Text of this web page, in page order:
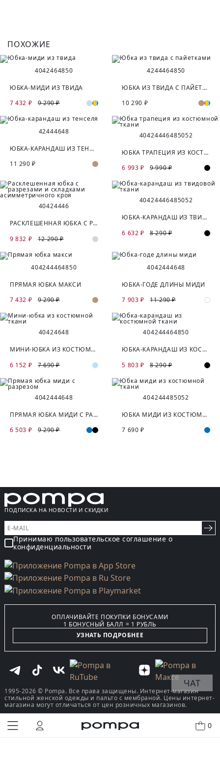
0
КУПИТЬ В ОДИН КЛИК
ПОХОЖИЕ
4042464850
ЮБКА-МИДИ ИЗ ТВИДА
7 432 ₽
9 290 ₽
4244464850
ЮБКА ИЗ ТВИДА С ПАЙЕТКАМИ
10 290 ₽
42444648
ЮБКА-КАРАНДАШ ИЗ ТЕНСЕЛЯ
11 290 ₽
40424446485052
ЮБКА ТРАПЕЦИЯ ИЗ КОСТЮМНОЙ ТКАНИ
6 993 ₽
9 990 ₽
40424446
РАСКЛЕШЕННАЯ ЮБКА С РАЗРЕЗАМИ И СКЛАДКАМИ АСИММЕТРИЧНОГО КРОЯ
9 832 ₽
12 290 ₽
40424446485052
ЮБКА-КАРАНДАШ ИЗ ТВИДОВОЙ ТКАНИ
6 632 ₽
8 290 ₽
404244464850
ПРЯМАЯ ЮБКА МАКСИ
7 432 ₽
9 290 ₽
4042444648
ЮБКА-ГОДЕ ДЛИНЫ МИДИ
7 903 ₽
11 290 ₽
40424648
МИНИ-ЮБКА ИЗ КОСТЮМНОЙ ТКАНИ
6 152 ₽
7 690 ₽
404244464850
ЮБКА-КАРАНДАШ ИЗ КОСТЮМНОЙ ТКАНИ
5 803 ₽
8 290 ₽
4042444648
ПРЯМАЯ ЮБКА МИДИ С РАЗРЕЗОМ
6 503 ₽
9 290 ₽
404244485052
ЮБКА МИДИ ИЗ КОСТЮМНОЙ ТКАНИ
7 690 ₽
ПОДПИСКА НА НОВОСТИ И СКИДКИ
Принимаю пользовательское соглашение о
конфиденциальности
ОПЛАЧИВАЙТЕ ПОКУПКИ БОНУСАМИ
1 БОНУСНЫЙ БАЛЛ = 1 РУБЛЬ
УЗНАТЬ ПОДРОБНЕЕ
1995-2026 © Pompa. Все права защищены. Интернет-магазин
стильной женской одежды и пальто с мембраной. Цены интернет-
магазина могут отличаться от цен розничных магазинов.
ЧАТ